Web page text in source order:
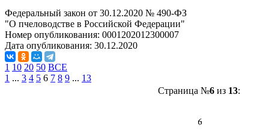
Федеральный закон от 30.12.2020 № 490-ФЗ
"О пчеловодстве в Российской Федерации"
Номер опубликования: 0001202012300007
Дата опубликования: 30.12.2020
1 10 20 50 ВСЕ
1 ... 3 4 5 6 7 8 9 ... 13
Страница №6из 13: